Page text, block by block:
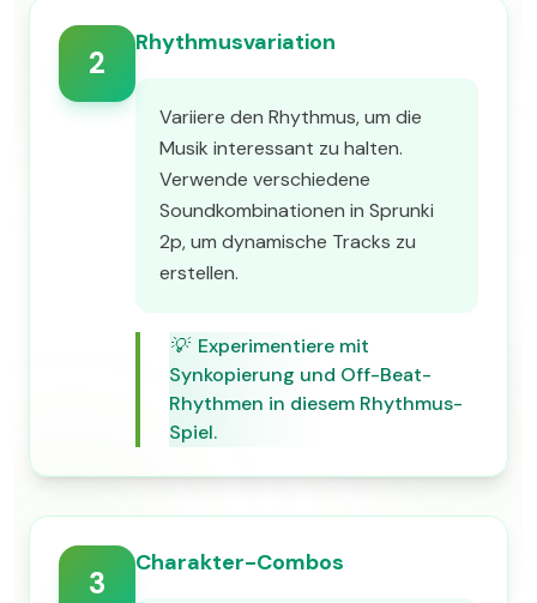
2
Rhythmusvariation
Variiere den Rhythmus, um die
Musik interessant zu halten.
Verwende verschiedene
Soundkombinationen in Sprunki
2p, um dynamische Tracks zu
erstellen.
💡 Experimentiere mit
Synkopierung und Off-Beat-
Rhythmen in diesem Rhythmus-
Spiel.
3
Charakter-Combos